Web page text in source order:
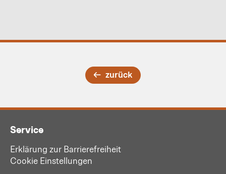
zurück
Service
Erklärung zur Barrierefreiheit
Cookie Einstellungen